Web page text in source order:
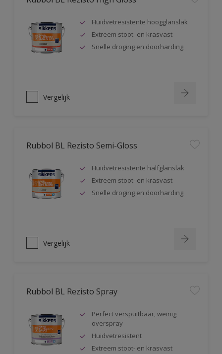
Huidvetresistente hoogglanslak
Extreem stoot- en krasvast
Snelle droging en doorharding
Vergelijk
Rubbol BL Rezisto Semi-Gloss
Huidvetresistente halfglanslak
Extreem stoot- en krasvast
Snelle droging en doorharding
Vergelijk
Rubbol BL Rezisto Spray
Perfect verspuitbaar, weinig
overspray
Huidvetresistent
Extreem stoot- en krasvast